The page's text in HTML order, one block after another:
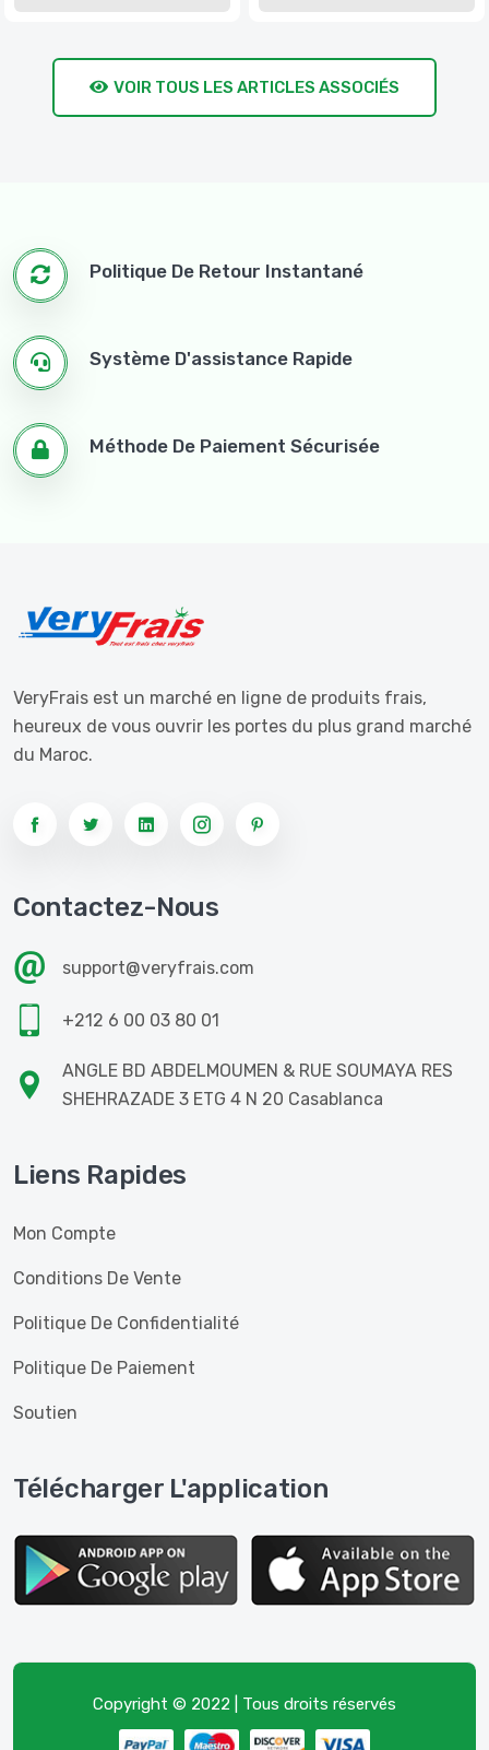
VOIR TOUS LES ARTICLES ASSOCIÉS
Politique De Retour Instantané
Système D'assistance Rapide
Méthode De Paiement Sécurisée
VeryFrais est un marché en ligne de produits frais,
heureux de vous ouvrir les portes du plus grand marché
du Maroc.
Contactez-Nous
support@veryfrais.com
+212 6 00 03 80 01
ANGLE BD ABDELMOUMEN & RUE SOUMAYA RES
SHEHRAZADE 3 ETG 4 N 20 Casablanca
Liens Rapides
Mon Compte
Conditions De Vente
Politique De Confidentialité
Politique De Paiement
Soutien
Télécharger L'application
Copyright © 2022 | Tous droits réservés